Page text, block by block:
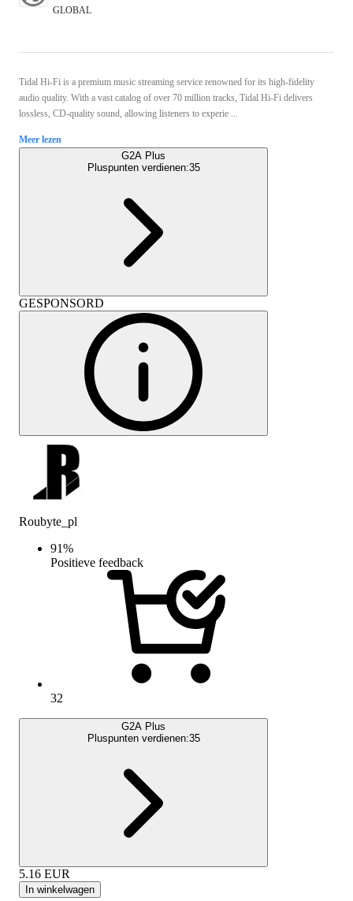
GLOBAL
Tidal Hi-Fi is a premium music streaming service renowned for its high-fidelity
audio quality. With a vast catalog of over 70 million tracks, Tidal Hi-Fi delivers
lossless, CD-quality sound, allowing listeners to experie ...
Meer lezen
G2A Plus
Pluspunten verdienen:35
GESPONSORD
Roubyte_pl
91%
Positieve feedback
32
G2A Plus
Pluspunten verdienen:35
5.16 EUR
In winkelwagen